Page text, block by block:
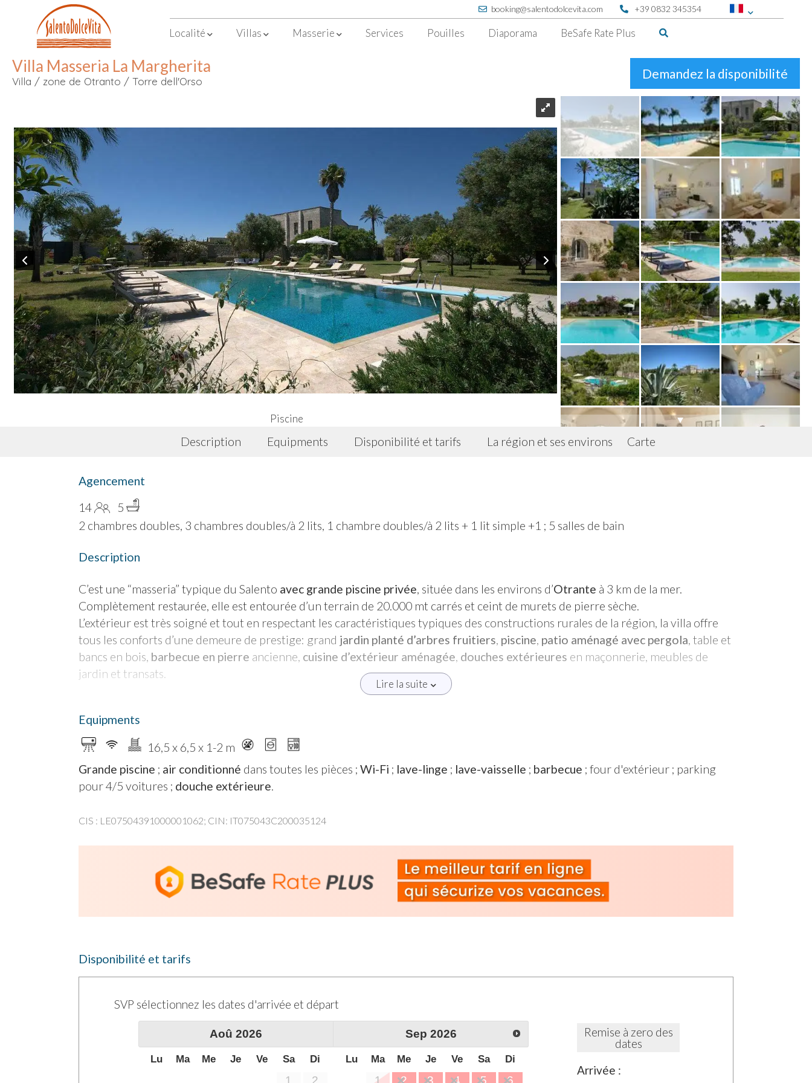
+39 0832 345354
booking@salentodolcevita.com
Localité Villas Masserie Services Pouilles Diaporama BeSafe Rate Plus
Demandez la disponibilité
Villa Masseria La Margherita
Villa / zone de Otranto / Torre dell'Orso
Piscine
Description Equipments Disponibilité et tarifs La région et ses environs Carte
Agencement
14
5
2 chambres doubles, 3 chambres doubles/à 2 lits, 1 chambre doubles/à 2 lits + 1 lit simple +1 ; 5 salles de bain
Description
C’est une “masseria” typique du Salento avec grande piscine privée, située dans les environs d’Otrante à 3 km de la mer.
Complètement restaurée, elle est entourée d’un terrain de 20.000 mt carrés et ceint de murets de pierre sèche.
L’extérieur est très soigné et tout en respectant les caractéristiques typiques des constructions rurales de la région, la villa offre
tous les conforts d’une demeure de prestige: grand jardin planté d’arbres fruitiers, piscine, patio aménagé avec pergola, table et
bancs en bois, barbecue en pierre ancienne, cuisine d’extérieur aménagée, douches extérieures en maçonnerie, meubles de
jardin et transats.
Rez-de-chaussée :
équipée de nombreux ustensiles de cuisine,
autre chambre double
dégagement. La cuisine donne accès à un petit jardin très soigné, entouré de murets en pierre sèche et équipé de meubles de
jardin, d’une grande table en bois, de bancs et d’un barbecue. Une rampe d’escalier mène à la terrasse qui dessert
Premier étage :un magnifique escalier monte du salon à l’étage où se trouvent
cheminée. Un petit couloir très lumineux dessert unesalle de bain commune avec douche et baignoire.
avec lave-linge.
La propriété a été restaurée et meublée avec beaucoup de goût, dans un style minimaliste s’inspirant de l’ethnique
méditerranéen, grâce à la récupération d’objets anciens et originaux.
du XIe siècle, avec unsol en mosaïque de la plus grande et la plus mystérieuse du monde représentant l'Arbre de la Vie et du
artistique et historique, mais aussi des exemples du Paléolithique "Dolmen" et "Menhir", dont les origines sont encore inconnues.
De la baie il y a une vue splendide sur les hauts murs d'Otrante, où vous pouvez trouver des boutiques d'artisanat et restaurants
de fruits de mer. À seulement 13 km de la Masseria, il y a les plages de sable fine de Alimini à l’eau turquoise et caractérisées par la
présence de dunes hautes même 12 mt. Il est possible explorer les baies de la côte en bateau, comme aussi profiter de visites
guidées aux monuments les plus importants de la région. La campagne aux alentours de la Masseria présent le paysage typique du
Lire la suite
Equipments
16,5 x 6,5 x 1-2 m
Grande piscine ; air conditionné dans toutes les pièces ; Wi-Fi ; lave-linge ; lave-vaisselle ; barbecue ; four d'extérieur ; parking
pour 4/5 voitures ; douche extérieure.
CIS : LE07504391000001062; CIN: IT075043C200035124
Disponibilité et tarifs
SVP sélectionnez les dates d'arrivée et départ
Aoû 2026
Lu Ma Me Je Ve Sa Di
1
2
Sep 2026
Lu Ma Me Je Ve Sa Di
1 2 3 4 5
6
Remise à zero des
dates
Arrivée :